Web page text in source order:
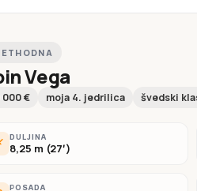
Vega
000 € moja 4. jedrilica švedski
DULJINA
8,25 m (27′)
POSADA